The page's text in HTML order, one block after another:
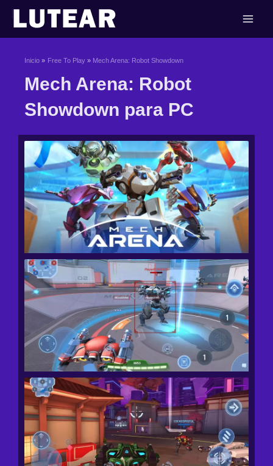
contenido
Inicio Free To Play Mech Arena: Robot Showdown
Mech Arena: Robot
Showdown para PC